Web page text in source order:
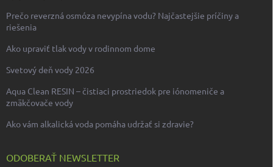
Prečo reverzná osmóza nevypína vodu? Najčastejšie príčiny a
riešenia
Ako upraviť tlak vody v rodinnom dome
Svetový deň vody 2026
Aqua Clean RESIN – čistiaci prostriedok pre iónomeniče a
zmäkčovače vody
Ako vám alkalická voda pomáha udržať si zdravie?
ODOBERAŤ NEWSLETTER